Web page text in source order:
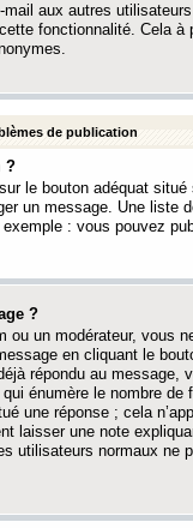
aux autres
fonctionnalité. Cela à
de publication
?
le bouton adéquat
un message. Une liste
: vous pouvez
?
ou un modérateur, vous
en cliquant le
répondu au
énumère le nombre de
une réponse ; cela
laisser une note
utilisateurs normaux ne